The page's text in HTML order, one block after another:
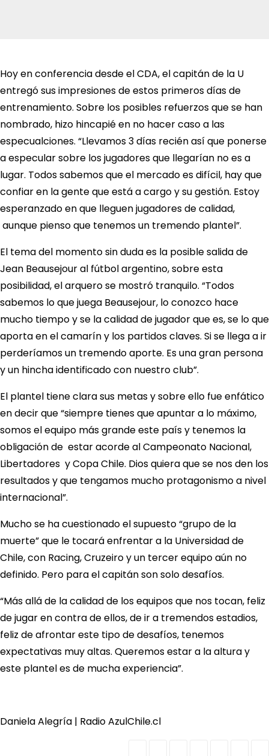
Hoy en conferencia desde el CDA, el capitán de la U
entregó sus impresiones de estos primeros días de
entrenamiento. Sobre los posibles refuerzos que se han
nombrado, hizo hincapié en no hacer caso a las
especualciones. “Llevamos 3 días recién así que ponerse
a especular sobre los jugadores que llegarían no es a
lugar. Todos sabemos que el mercado es difícil, hay que
confiar en la gente que está a cargo y su gestión. Estoy
esperanzado en que lleguen jugadores de calidad,
aunque pienso que tenemos un tremendo plantel”.
El tema del momento sin duda es la posible salida de
Jean Beausejour al fútbol argentino, sobre esta
posibilidad, el arquero se mostró tranquilo. “Todos
sabemos lo que juega Beausejour, lo conozco hace
mucho tiempo y se la calidad de jugador que es, se lo que
aporta en el camarín y los partidos claves. Si se llega a ir
perderíamos un tremendo aporte. Es una gran persona
y un hincha identificado con nuestro club”.
El plantel tiene clara sus metas y sobre ello fue enfático
en decir que “siempre tienes que apuntar a lo máximo,
somos el equipo más grande este país y tenemos la
obligación de estar acorde al Campeonato Nacional,
Libertadores y Copa Chile. Dios quiera que se nos den los
resultados y que tengamos mucho protagonismo a nivel
internacional”.
Mucho se ha cuestionado el supuesto “grupo de la
muerte” que le tocará enfrentar a la Universidad de
Chile, con Racing, Cruzeiro y un tercer equipo aún no
definido. Pero para el capitán son solo desafíos.
“Más allá de la calidad de los equipos que nos tocan, feliz
de jugar en contra de ellos, de ir a tremendos estadios,
feliz de afrontar este tipo de desafíos, tenemos
expectativas muy altas. Queremos estar a la altura y
este plantel es de mucha experiencia”.
Daniela Alegría | Radio AzulChile.cl